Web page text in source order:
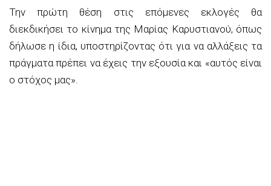
Την πρώτη θέση στις επόμενες εκλογές θα
διεκδικήσει το κίνημα της Μαρίας Καρυστιανού, όπως
δήλωσε η ίδια, υποστηρίζοντας ότι για να αλλάξεις τα
πράγματα πρέπει να έχεις την εξουσία και «αυτός είναι
ο στόχος μας».